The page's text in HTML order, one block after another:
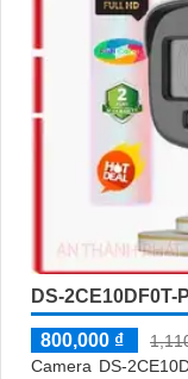
DS-2CE10DF0T-
800,000 ₫
Camera DS-